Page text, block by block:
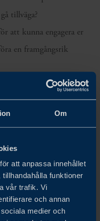
Om
att anpassa innehållet
funktioner
vår trafik. Vi
och annan
medier och
tillväga?
att kunna engagera er
en framgångsrik
stöd från Business
er att samla in
ert beslutsunderlag.
möte
expansion för gruppen